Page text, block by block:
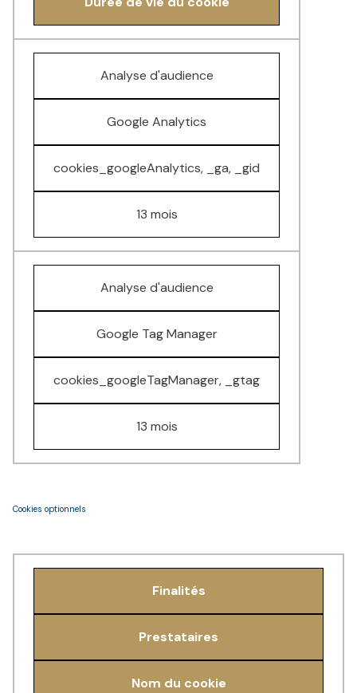
Analyse d'audience
Google Analytics
cookies_googleAnalytics, _ga, _gid
13 mois
Analyse d'audience
Google Tag Manager
cookies_googleTagManager, _gtag
13 mois
Cookies optionnels
Finalités
Prestataires
Nom du cookie